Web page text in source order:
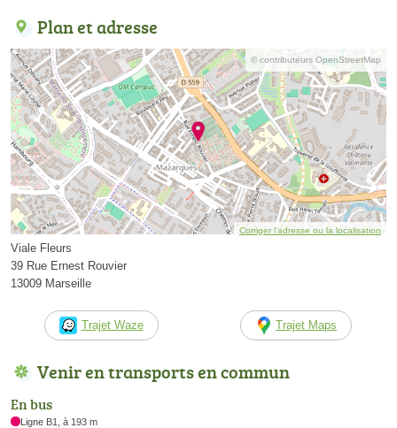
Plan et adresse
© contributeurs OpenStreetMap
Corriger l’adresse ou la localisation
Viale Fleurs
39 Rue Ernest Rouvier
13009 Marseille
Trajet Waze Trajet Maps
Venir en transports en commun
En bus
Ligne B1, à 193 m